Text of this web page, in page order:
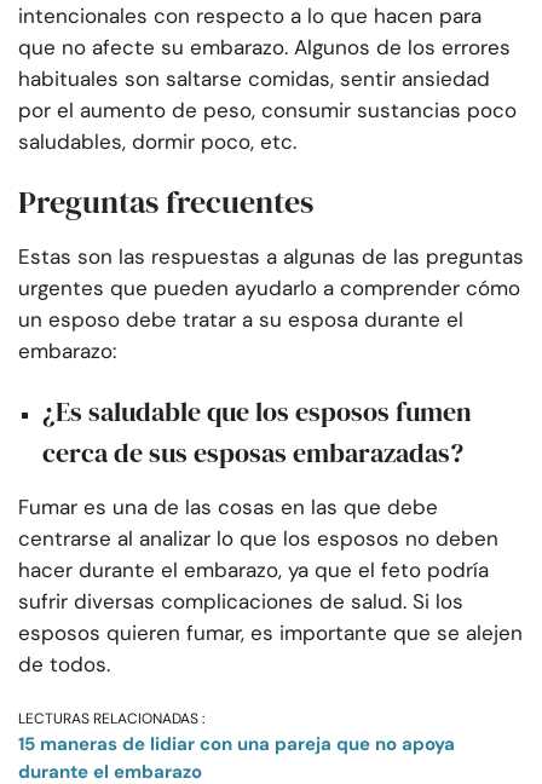
intencionales con respecto a lo que hacen para
que no afecte su embarazo. Algunos de los errores
habituales son saltarse comidas, sentir ansiedad
por el aumento de peso, consumir sustancias poco
saludables, dormir poco, etc.
Preguntas frecuentes
Estas son las respuestas a algunas de las preguntas
urgentes que pueden ayudarlo a comprender cómo
un esposo debe tratar a su esposa durante el
embarazo:
¿Es saludable que los esposos fumen
cerca de sus esposas embarazadas?
Fumar es una de las cosas en las que debe
centrarse al analizar lo que los esposos no deben
hacer durante el embarazo, ya que el feto podría
sufrir diversas complicaciones de salud. Si los
esposos quieren fumar, es importante que se alejen
de todos.
LECTURAS RELACIONADAS :
15 maneras de lidiar con una pareja que no apoya
durante el embarazo